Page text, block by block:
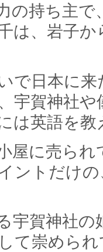
の持ち主
は、岩子
で日本に
宇賀神社
は英語を教
屋に売ら
ントだけ
宇賀神社
て崇めら